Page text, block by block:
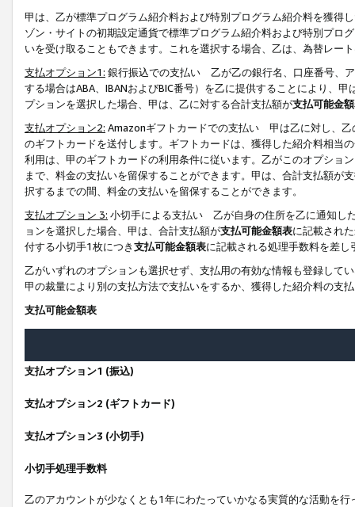
甲は、乙が標準プログラム紹介料および特別プログラム紹介料を獲得
ゾン・サイトの初期設定通貨で標準プログラム紹介料および特別プロ
いを受け取ることもできます。これを選択する場合、乙は、為替レー
支払オプション1: 銀行振込での支払い 乙が乙の銀行名、口座番号、
する場合はABA、IBANおよびBIC番号）を乙に提供することにより、
プションを選択した場合、甲は、乙に対する合計支払額が支払可能金
支払オプション2: Amazonギフトカードでの支払い 甲は乙に対し、乙
のギフトカードを送付します。ギフトカードは、獲得した紹介料相当
利用は、甲のギフトカードの利用条件に従います。乙がこのオプショ
まで、料金の支払いを留保することができます。甲は、合計支払額が
択するまでの間、料金の支払いを留保することができます。
支払オプション 3: 小切手による支払い 乙が自身の住所を乙に通知し
ョンを選択した場合、甲は、合計支払額が支払可能金額表に記載され
付する小切手1枚につき支払可能金額表に記載される処理手数料を差し
乙がいずれのオプションも選択せず、支払用の有効な情報も登録して
甲の裁量により別の支払方法で支払いをするか、獲得した紹介料の支
支払可能金額表
支払オプション1 (振込)
支払オプション2 (ギフトカード)
支払オプション3 (小切手)
小切手処理手数料
乙のアカウントが少なくとも1年にわたっていかなる実質的な活動を